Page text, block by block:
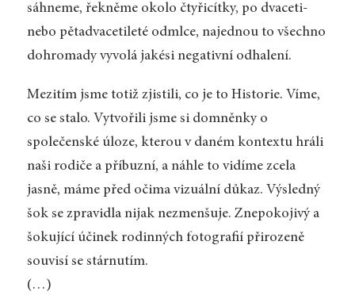
sáhneme, řekněme okolo čtyřicítky, po dvaceti-
nebo pětadvacetileté odmlce, najednou to všechno
dohromady vyvolá jakési negativní odhalení.
Mezitím jsme totiž zjistili, co je to Historie. Víme,
co se stalo. Vytvořili jsme si domněnky o
společenské úloze, kterou v daném kontextu hráli
naši rodiče a příbuzní, a náhle to vidíme zcela
jasně, máme před očima vizuální důkaz. Výsledný
šok se zpravidla nijak nezmenšuje. Znepokojivý a
šokující účinek rodinných fotografií přirozeně
souvisí se stárnutím.
(…)